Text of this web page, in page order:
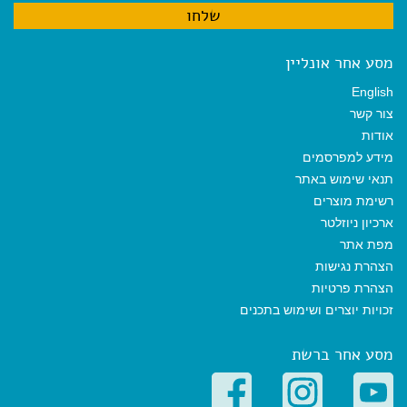
מסע אחר אונליין
English
צור קשר
אודות
מידע למפרסמים
תנאי שימוש באתר
רשימת מוצרים
ארכיון ניוזלטר
מפת אתר
הצהרת נגישות
הצהרת פרטיות
זכויות יוצרים ושימוש בתכנים
מסע אחר ברשת